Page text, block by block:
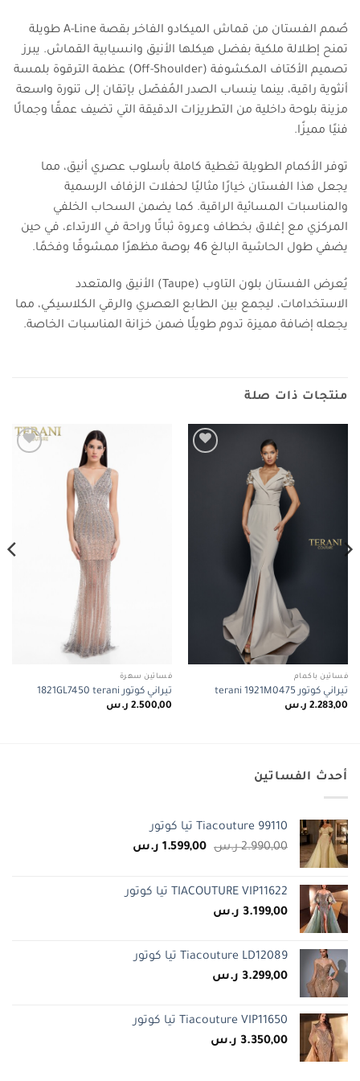
صُمم الفستان من قماش الميكادو الفاخر بقصة A-Line طويلة
تمنح إطلالة ملكية بفضل هيكلها الأنيق وانسيابية القماش. يبرز
تصميم الأكتاف المكشوفة (Off-Shoulder) عظمة الترقوة بلمسة
أنثوية راقية، بينما ينساب الصدر المُفصّل بإتقان إلى تنورة واسعة
مزينة بلوحة داخلية من التطريزات الدقيقة التي تضيف عمقًا وجمالًا
فنيًا مميزًا.
توفر الأكمام الطويلة تغطية كاملة بأسلوب عصري أنيق، مما
يجعل هذا الفستان خيارًا مثاليًا لحفلات الزفاف الرسمية
والمناسبات المسائية الراقية. كما يضمن السحاب الخلفي
المركزي مع إغلاق بخطاف وعروة ثباتًا وراحة في الارتداء، في حين
يضفي طول الحاشية البالغ 46 بوصة مظهرًا ممشوقًا وفخمًا.
يُعرض الفستان بلون التاوب (Taupe) الأنيق والمتعدد
الاستخدامات، ليجمع بين الطابع العصري والرقي الكلاسيكي، مما
يجعله إضافة مميزة تدوم طويلًا ضمن خزانة المناسبات الخاصة.
منتجات ذات صلة
فساتين باكمام
تيراني كوتور terani 1921M0475
2.283,00 ر.س
فساتين سهرة
تيراني كوتور 1821GL7450 terani
2.500,00 ر.س
أحدث الفساتين
Tiacouture 99110 تيا كوتور
2.990,00 ر.س السعر
2.990,00 ر.س.
1.599,00 ر.سالسعر
1.599,00 ر.س.
TIACOUTURE VIP11622 تيا كوتور
3.199,00 ر.س
Tiacouture LD12089 تيا كوتور
3.299,00 ر.س
Tiacouture VIP11650 تيا كوتور
3.350,00 ر.س